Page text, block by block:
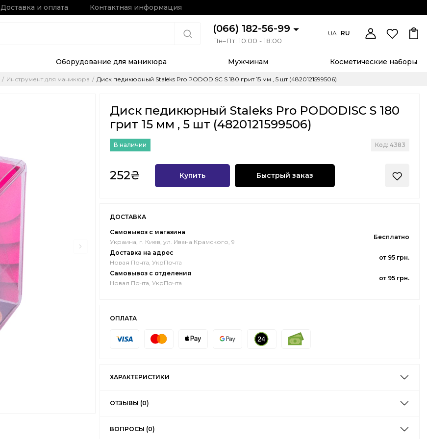
Доставка и оплата Контактная информация
(066) 182-56-99
Пн–Пт: 10:00 - 18:00
UA RU
Оборудование для маникюра Мужчинам Косметические наборы
Инструмент для маникюра Диск педикюрный Staleks Pro PODODISC S 180 грит 15 мм , 5 шт (4820121599506)
Диск педикюрный Staleks Pro PODODISC S 180
грит 15 мм , 5 шт (4820121599506)
В наличии Код: 4383
252₴ Купить Быстрый заказ
ДОСТАВКА
Самовывоз с магазина
Украина, г. Киев, ул. Ивана Крамского, 9
Бесплатно
Доставка на адрес
Новая Почта, УкрПочта
от 95 грн.
Самовывоз с отделения
Новая Почта, УкрПочта
от 95 грн.
ОПЛАТА
ХАРАКТЕРИСТИКИ
ОТЗЫВЫ (0)
ВОПРОСЫ (0)